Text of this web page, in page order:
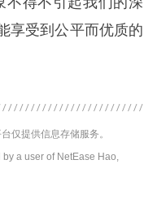
享受到公平而优质的
仅提供信息存储服务。
a user of NetEase Hao,